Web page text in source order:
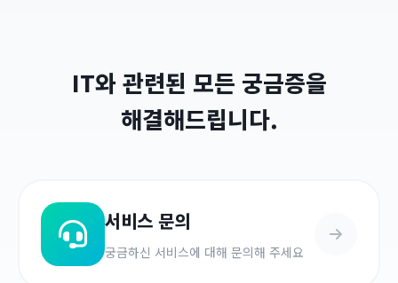
IT와 관련된 모든 궁금증을
해결해드립니다.
서비스 문의
궁금하신 서비스에 대해 문의해 주세요